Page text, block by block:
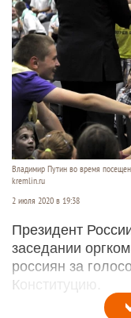
Владимир Путин во время
kremlin.ru
2 июля 2020 в 19:38
Президент
заседании
россиян за
Конституцию.